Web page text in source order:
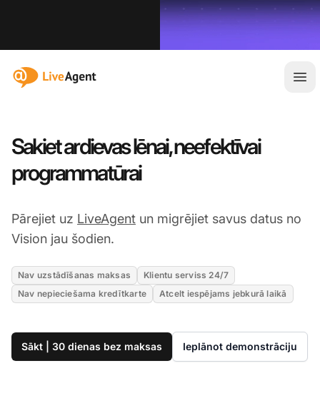
:site.title
Sakiet ardievas lēnai, neefektīvai
programmatūrai
Pārejiet uz LiveAgent un migrējiet savus datus no
Vision jau šodien.
Nav uzstādīšanas maksas
Klientu serviss 24/7
Nav nepieciešama kredītkarte
Atcelt iespējams jebkurā laikā
Sākt | 30 dienas bez maksas Ieplānot demonstrāciju